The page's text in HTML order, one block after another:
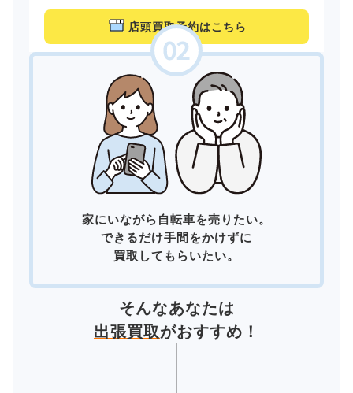
店頭買取予約はこちら
家にいながら自転車を売りたい。
できるだけ手間をかけずに
買取してもらいたい。
そんなあなたは
出張買取がおすすめ！